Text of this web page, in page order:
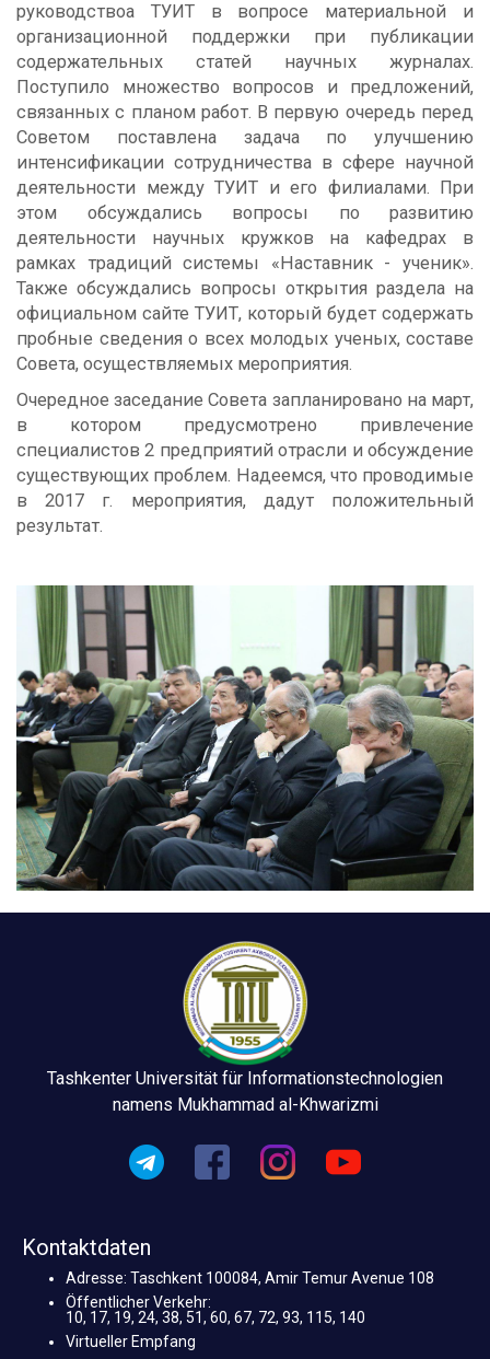
руководствоа ТУИТ в вопросе материальной и
организационной поддержки при публикации
содержательных статей научных журналах.
Поступило множество вопросов и предложений,
связанных с планом работ. В первую очередь перед
Советом поставлена задача по улучшению
интенсификации сотрудничества в сфере научной
деятельности между ТУИТ и его филиалами. При
этом обсуждались вопросы по развитию
деятельности научных кружков на кафедрах в
рамках традиций системы «Наставник - ученик».
Также обсуждались вопросы открытия раздела на
официальном сайте ТУИТ, который будет содержать
пробные сведения о всех молодых ученых, составе
Совета, осуществляемых мероприятия.
Очередное заседание Совета запланировано на март,
в котором предусмотрено привлечение
специалистов 2 предприятий отрасли и обсуждение
существующих проблем. Надеемся, что проводимые
в 2017 г. мероприятия, дадут положительный
результат.
Tashkenter Universität für Informationstechnologien
namens Mukhammad al-Khwarizmi
Kontaktdaten
Adresse: Taschkent 100084, Amir Temur Avenue 108
Öffentlicher Verkehr:
10, 17, 19, 24, 38, 51, 60, 67, 72, 93, 115, 140
Virtueller Empfang